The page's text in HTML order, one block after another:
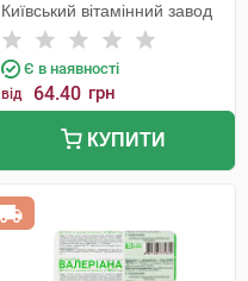
Київський вітамінний завод
Є в наявності
від 64.40 грн
КУПИТИ